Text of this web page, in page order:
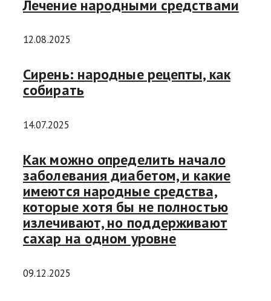
Лечение народными средствами
12.08.2025
Сирень: народные рецепты, как
собирать
14.07.2025
Как можно определить начало
заболевания диабетом, и какие
имеются народные средства,
которые хотя бы не полностью
излечивают, но поддерживают
сахар на одном уровне
09.12.2025